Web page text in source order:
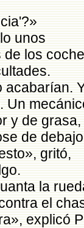
unos
de los
acabarían.
Un
y de grasa,
de
gritó,
la
el
explicó